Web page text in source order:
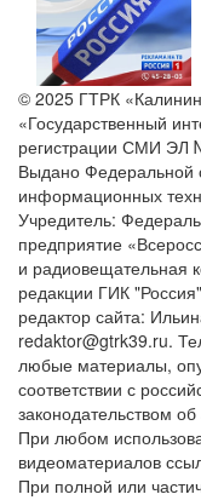
© 2025 ГТРК
«Государственный
регистрации СМИ ЭЛ
Выдано Федеральной
информационных
Учредитель:
предприятие
и радиовещательная
редакции ГИК
редактор сайта:
redaktor@gtrk39.ru.
любые материалы,
соответствии с
законодательством
При любом
видеоматериалов
При полной или